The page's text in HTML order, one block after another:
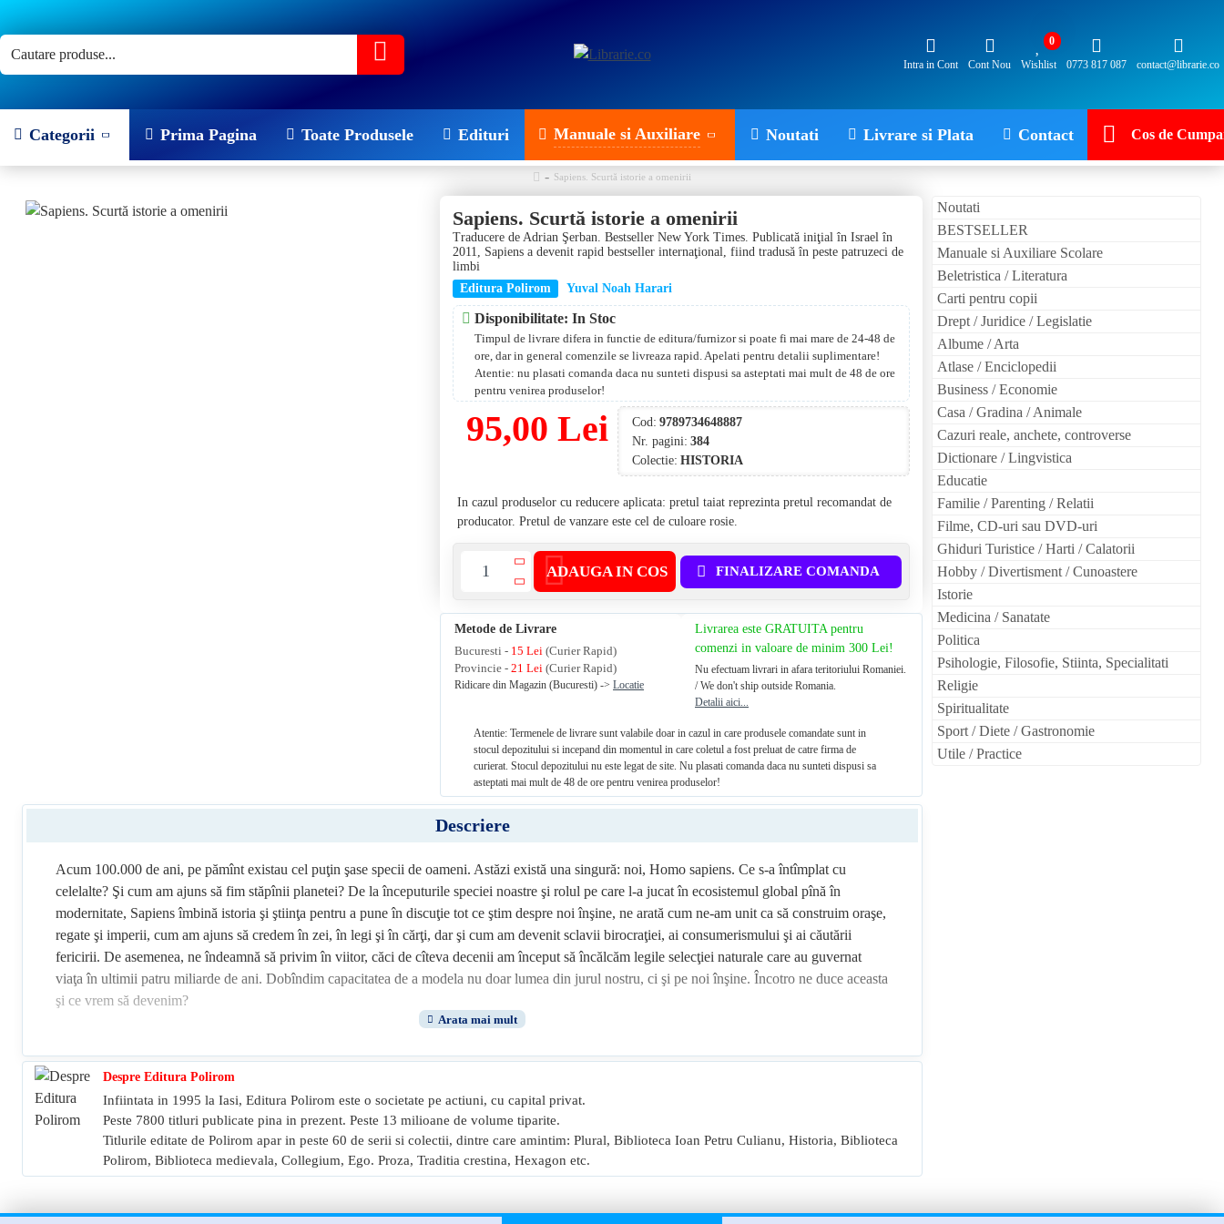
Intra in Cont Cont Nou Wishlist
0
0773 817 087
contact@librarie.co
Categorii Prima Pagina Toate Produsele Edituri Manuale si Auxiliare Noutati Livrare si Plata Contact Cos de
Sapiens. Scurtă istorie a omenirii
Sapiens. Scurtă istorie a omenirii
Traducere de Adrian Şerban. Bestseller New York Times. Publicată iniţial în Israel în
2011, Sapiens a devenit rapid bestseller internaţional, fiind tradusă în peste patruzeci de
limbi
Editura Polirom
Yuval Noah Harari
Disponibilitate: In Stoc
Timpul de livrare difera in functie de editura/furnizor si poate fi mai mare de 24-48 de
ore, dar in general comenzile se livreaza rapid. Apelati pentru detalii suplimentare!
Atentie: nu plasati comanda daca nu sunteti dispusi sa asteptati mai mult de 48 de ore
pentru venirea produselor!
95,00 Lei Cod: 9789734648887
Nr. pagini: 384
Colectie: HISTORIA
ADAUGA IN COS FINALIZARE COMANDA
In cazul produselor cu reducere aplicata: pretul taiat reprezinta pretul recomandat de
producator. Pretul de vanzare este cel de culoare rosie.
Metode de Livrare
Bucuresti - 15 Lei (Curier Rapid)
Provincie -21 Lei (Curier Rapid)
Ridicare din Magazin (Bucuresti) ->Locatie
Livrarea este GRATUITA pentru
comenzi in valoare de minim 300 Lei!
Nu efectuam livrari in afara teritoriului Romaniei.
/ We don't ship outside Romania.
Detalii aici...
Atentie: Termenele de livrare sunt valabile doar in cazul in care produsele comandate sunt in
stocul depozitului si incepand din momentul in care coletul a fost preluat de catre firma de
curierat. Stocul depozitului nu este legat de site. Nu plasati comanda daca nu sunteti dispusi sa
asteptati mai mult de 48 de ore pentru venirea produselor!
Despre Editura Polirom
Infiintata in 1995 la Iasi, Editura Polirom este o societate pe actiuni, cu capital privat.
Peste 7800 titluri publicate pina in prezent. Peste 13 milioane de volume tiparite.
Titlurile editate de Polirom apar in peste 60 de serii si colectii, dintre care amintim: Plural, Biblioteca Ioan Petru Culianu, Historia, Biblioteca
Polirom, Biblioteca medievala, Collegium, Ego. Proza, Traditia crestina, Hexagon etc.
Descriere
Acum 100.000 de ani, pe pămînt existau cel puţin şase specii de oameni. Astăzi există una singură: noi, Homo sapiens. Ce s-a întîmplat cu
celelalte? Şi cum am ajuns să fim stăpînii planetei? De la începuturile speciei noastre şi rolul pe care l-a jucat în ecosistemul global pînă în
modernitate, Sapiens îmbină istoria şi ştiinţa pentru a pune în discuţie tot ce ştim despre noi înşine, ne arată cum ne-am unit ca să construim oraşe,
regate şi imperii, cum am ajuns să credem în zei, în legi şi în cărţi, dar şi cum am devenit sclavii birocraţiei, ai consumerismului şi ai căutării
fericirii. De asemenea, ne îndeamnă să privim în viitor, căci de cîteva decenii am început să încălcăm legile selecţiei naturale care au guvernat
viaţa în ultimii patru miliarde de ani. Dobîndim capacitatea de a modela nu doar lumea din jurul nostru, ci şi pe noi înşine. Încotro ne duce aceasta
şi ce vrem să devenim?
Noutati
BESTSELLER
Manuale si Auxiliare Scolare
Beletristica / Literatura
Carti pentru copii
Drept / Juridice / Legislatie
Albume / Arta
Atlase / Enciclopedii
Business / Economie
Casa / Gradina / Animale
Cazuri reale, anchete, controverse
Dictionare / Lingvistica
Educatie
Familie / Parenting / Relatii
Filme, CD-uri sau DVD-uri
Ghiduri Turistice / Harti / Calatorii
Hobby / Divertisment / Cunoastere
Istorie
Medicina / Sanatate
Politica
Psihologie, Filosofie, Stiinta, Specialitati
Religie
Spiritualitate
Sport / Diete / Gastronomie
Utile / Practice